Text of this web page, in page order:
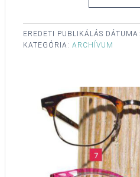
EREDETI PUBLIKÁLÁS DÁTUMA:
KATEGÓRIA: ARCHÍVUM